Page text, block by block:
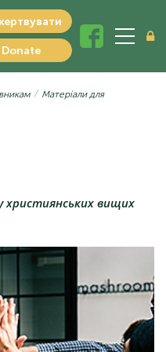
Donate
Матеріали для
християнських вищих